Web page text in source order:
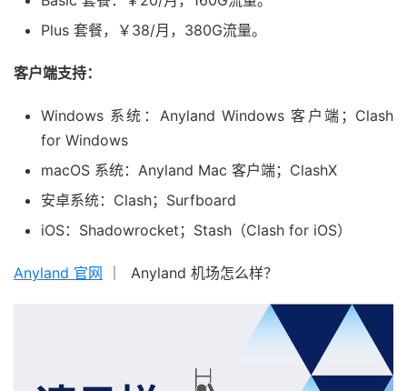
Plus 套餐，￥38/月，380G流量。
客户端支持：
Windows 系统：Anyland Windows 客户端；Clash
for Windows
macOS 系统：Anyland Mac 客户端；ClashX
安卓系统：Clash；Surfboard
iOS：Shadowrocket；Stash（Clash for iOS）
Anyland 官网 ｜ Anyland 机场怎么样？